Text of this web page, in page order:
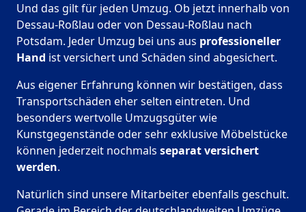
Und das gilt für jeden Umzug. Ob jetzt innerhalb von
Dessau-Roßlau oder von Dessau-Roßlau nach
Potsdam. Jeder Umzug bei uns aus professioneller
Hand ist versichert und Schäden sind abgesichert.
Aus eigener Erfahrung können wir bestätigen, dass
Transportschäden eher selten eintreten. Und
besonders wertvolle Umzugsgüter wie
Kunstgegenstände oder sehr exklusive Möbelstücke
können jederzeit nochmals separat versichert
werden.
Natürlich sind unsere Mitarbeiter ebenfalls geschult.